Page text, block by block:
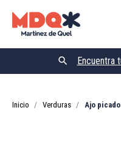

Inicio Verduras Ajo picado